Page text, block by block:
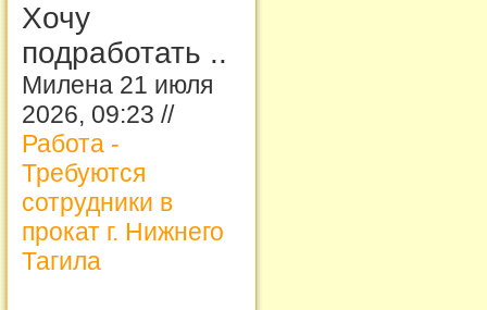
Хочу
подработать ..
Милена 21 июля
2026, 09:23 //
Работа -
Требуются
сотрудники в
прокат г. Нижнего
Тагила